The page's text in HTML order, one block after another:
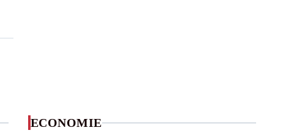
ECONOMIE